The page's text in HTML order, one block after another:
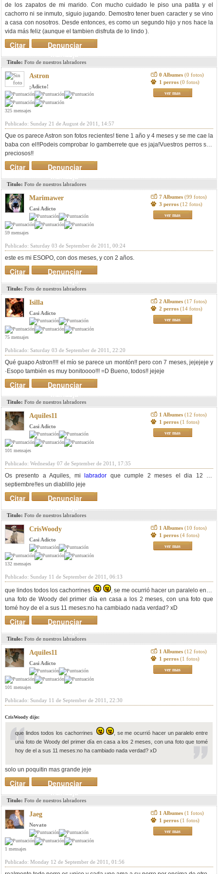
de los zapatos de mi marido. Con mucho cuidado le piso una patita y el
cachorro ni se inmuto, siguio jugando. Demostro tener buen caracter y se vino
a casa con nosotros. Desde entonces, es como un segundo hijo y nos hace la
vida más feliz (aunque el tambien disfruta de lo lindo ).
Denunciar
mensaje
Citar
Titulo: Foto de nuestros labradores
Astron
¡Adicto!
325 mensajes
0 Albumes (0 fotos)
1 perros (0 fotos)
ver mas
Publicado: Sunday 21 de August de 2011, 14:57
Que os parece Astron son fotos recientes! tiene 1 año y 4 meses y se me cae la
baba con el!!Podeis comprobar lo gamberrete que es jaja!Vuestros perros son
preciosos!!
Denunciar
mensaje
Citar
Titulo: Foto de nuestros labradores
Marimawer
Casi Adicto
59 mensajes
7 Albumes (99 fotos)
3 perros (12 fotos)
ver mas
Publicado: Saturday 03 de September de 2011, 00:24
este es mi ESOPO, con dos meses, y con 2 años.
Denunciar
mensaje
Citar
Titulo: Foto de nuestros labradores
Isilla
Casi Adicto
75 mensajes
2 Albumes (17 fotos)
2 perros (14 fotos)
ver mas
Publicado: Saturday 03 de September de 2011, 22:20
Qué guapo Astron!!!! el mío se parece un montón!! pero con 7 meses, jejejeje y
·Esopo también es muy bonitoooo!!! =D Bueno, todos!! jejeje
Denunciar
mensaje
Citar
Titulo: Foto de nuestros labradores
Aquiles11
Casi Adicto
101 mensajes
1 Albumes (12 fotos)
1 perros (1 fotos)
ver mas
Publicado: Wednesday 07 de September de 2011, 17:35
Os presento a Aquiles, mi labrador que cumple 2 meses el dia 12 de
septiembre!!es un diablillo jeje
Denunciar
mensaje
Citar
Titulo: Foto de nuestros labradores
CrisWoody
Casi Adicto
132 mensajes
1 Albumes (10 fotos)
1 perros (4 fotos)
ver mas
Publicado: Sunday 11 de September de 2011, 06:13
que lindos todos los cachorrines
, se me ocurrió hacer un paralelo entre
una foto de Woody del primer día en casa a los 2 meses, con una foto que
tomé hoy de el a sus 11 meses:no ha cambiado nada verdad? xD
Denunciar
mensaje
Citar
Titulo: Foto de nuestros labradores
Aquiles11
Casi Adicto
101 mensajes
1 Albumes (12 fotos)
1 perros (1 fotos)
ver mas
Publicado: Sunday 11 de September de 2011, 22:30
CrisWoody dijo:
que lindos todos los cachorrines
, se me ocurrió hacer un paralelo entre
una foto de Woody del primer día en casa a los 2 meses, con una foto que tomé
hoy de el a sus 11 meses:no ha cambiado nada verdad? xD
solo un poquitin mas grande jeje
Denunciar
mensaje
Citar
Titulo: Foto de nuestros labradores
Jaeg
Novato
1 mensajes
1 Albumes (1 fotos)
1 perros (1 fotos)
ver mas
Publicado: Monday 12 de September de 2011, 01:56